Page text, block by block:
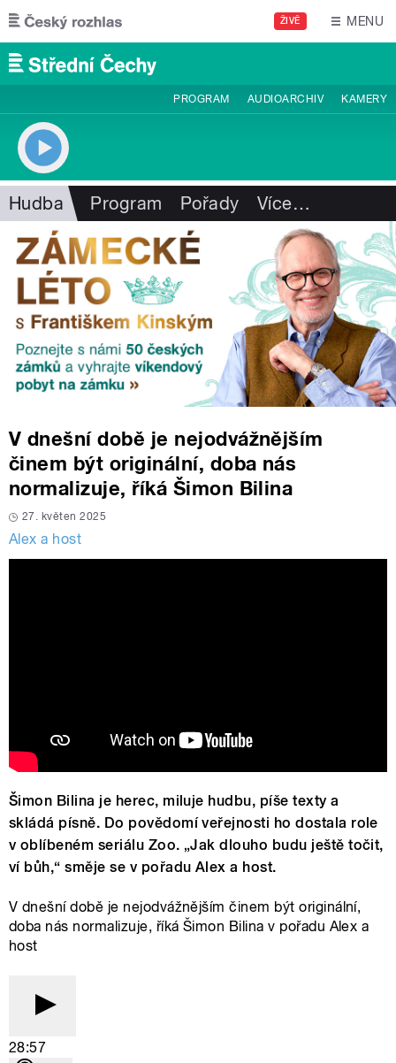
Přejít k hlavnímu obsahu
ŽIVĚ MENU
PROGRAM AUDIOARCHIV KAMERY
Hudba Program Pořady Více…
V dnešní době je nejodvážnějším
činem být originální, doba nás
normalizuje, říká Šimon Bilina
27. květen 2025
Alex a host
Šimon Bilina je herec, miluje hudbu, píše texty a
skládá písně. Do povědomí veřejnosti ho dostala role
v oblíbeném seriálu Zoo. „Jak dlouho budu ještě točit,
ví bůh,“ směje se v pořadu Alex a host.
V dnešní době je nejodvážnějším činem být originální,
doba nás normalizuje, říká Šimon Bilina v pořadu Alex a
host
28:57